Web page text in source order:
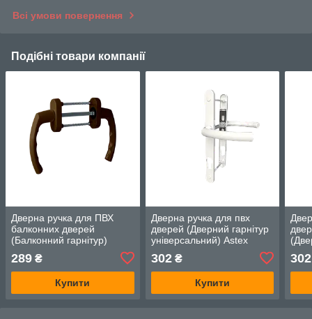
Всі умови повернення
Подібні товари компанії
Дверна ручка для ПВХ
балконних дверей
(Балконний гарнітур)
коричневий (РАЛ 8019)
289 ₴
Купити
Дверна ручка для пвх
дверей (Дверний гарнітур
універсальний) Astex
білий (РАЛ 9016)
302₴
Купити
302